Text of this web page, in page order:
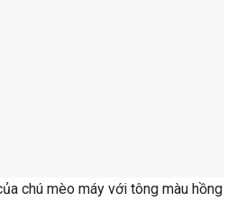
chú mèo máy với tông màu hồng